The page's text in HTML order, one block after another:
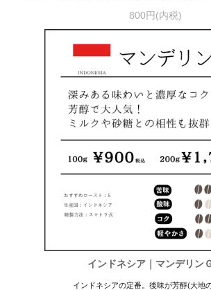
800円(内税)
インドネシア｜マンデリン
インドネシアの定番。後味が芳醇(大地